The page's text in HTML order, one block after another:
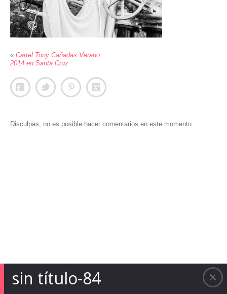
sin título-84
« Cartel Tony Cañadas Verano
2014 en Santa Cruz
Disculpas, no es posible hacer comentarios en este momento.